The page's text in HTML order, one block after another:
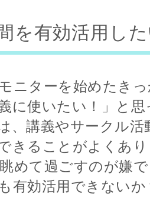
を有効活用し
ニターを始めたき
に使いたい！」と
、講義やサークル活
きることがよくあ
めて過ごすのが嫌
有効活用できない